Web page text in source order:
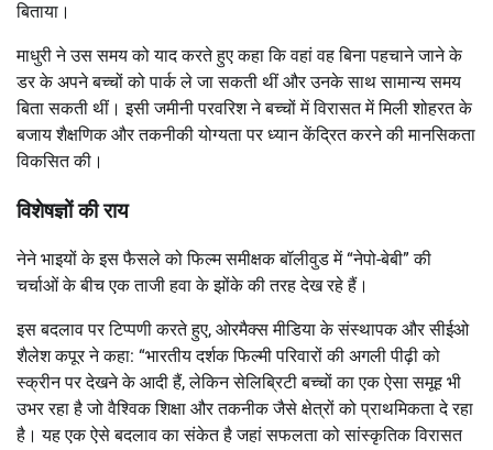
बिताया।
माधुरी ने उस समय को याद करते हुए कहा कि वहां वह बिना पहचाने जाने के
डर के अपने बच्चों को पार्क ले जा सकती थीं और उनके साथ सामान्य समय
बिता सकती थीं। इसी जमीनी परवरिश ने बच्चों में विरासत में मिली शोहरत के
बजाय शैक्षणिक और तकनीकी योग्यता पर ध्यान केंद्रित करने की मानसिकता
विकसित की।
विशेषज्ञों की राय
नेने भाइयों के इस फैसले को फिल्म समीक्षक बॉलीवुड में “नेपो-बेबी” की
चर्चाओं के बीच एक ताजी हवा के झोंके की तरह देख रहे हैं।
इस बदलाव पर टिप्पणी करते हुए, ओरमैक्स मीडिया के संस्थापक और सीईओ
शैलेश कपूर ने कहा: “भारतीय दर्शक फिल्मी परिवारों की अगली पीढ़ी को
स्क्रीन पर देखने के आदी हैं, लेकिन सेलिब्रिटी बच्चों का एक ऐसा समूह भी
उभर रहा है जो वैश्विक शिक्षा और तकनीक जैसे क्षेत्रों को प्राथमिकता दे रहा
है। यह एक ऐसे बदलाव का संकेत है जहां सफलता को सांस्कृतिक विरासत